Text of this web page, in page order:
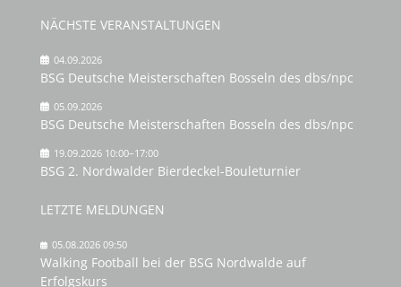
NÄCHSTE VERANSTALTUNGEN
04.09.2026
BSG Deutsche Meisterschaften Bosseln des dbs/npc
05.09.2026
BSG Deutsche Meisterschaften Bosseln des dbs/npc
19.09.2026 10:00–17:00
BSG 2. Nordwalder Bierdeckel-Bouleturnier
LETZTE MELDUNGEN
05.08.2026 09:50
Walking Football bei der BSG Nordwalde auf
Erfolgskurs